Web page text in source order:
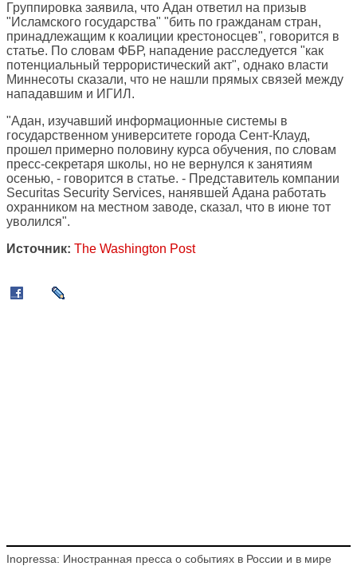
Группировка заявила, что Адан ответил на призыв
"Исламского государства" "бить по гражданам стран,
принадлежащим к коалиции крестоносцев", говорится в
статье. По словам ФБР, нападение расследуется "как
потенциальный террористический акт", однако власти
Миннесоты сказали, что не нашли прямых связей между
нападавшим и ИГИЛ.
"Адан, изучавший информационные системы в
государственном университете города Сент-Клауд,
прошел примерно половину курса обучения, по словам
пресс-секретаря школы, но не вернулся к занятиям
осенью, - говорится в статье. - Представитель компании
Securitas Security Services, нанявшей Адана работать
охранником на местном заводе, сказал, что в июне тот
уволился".
Источник: The Washington Post
Inopressa: Иностранная пресса о событиях в России и в мире